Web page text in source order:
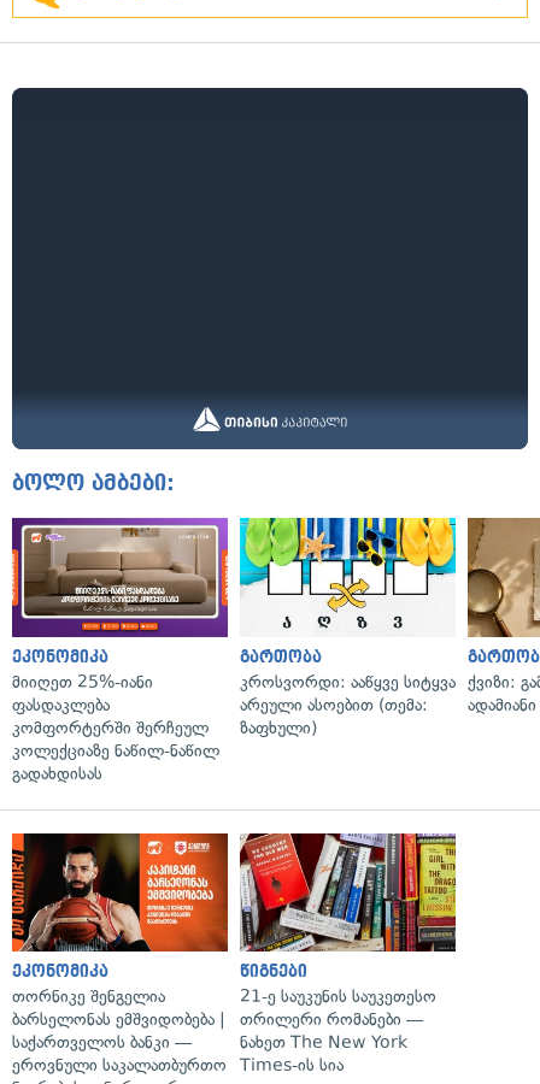
ბოლო ამბები:
ეკონომიკა
მიიღეთ 25%-იანი
ფასდაკლება
კომფორტერში შერჩეულ
კოლექციაზე ნაწილ-ნაწილ
გადახდისას
გართობა
კროსვორდი: ააწყვე სიტყვა
არეული ასოებით (თემა:
ზაფხული)
ქვიზი:
ეკონომიკა
თორნიკე შენგელია
ბარსელონას ემშვიდობება |
საქართველოს ბანკი —
ეროვნული საკალათბურთო
წიგნები
21-ე საუკუნის საუკეთესო
თრილერი რომანები —
ნახეთ The New York
Times-ის სია